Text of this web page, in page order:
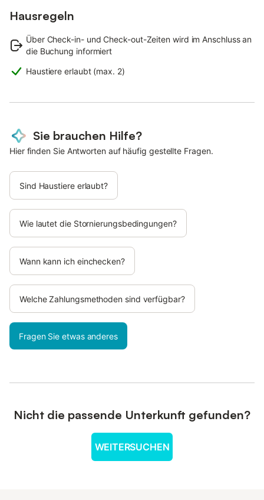
Hausregeln
Über Check-in- und Check-out-Zeiten wird im Anschluss an
die Buchung informiert
Haustiere erlaubt (max. 2)
Sie brauchen Hilfe?
Hier finden Sie Antworten auf häufig gestellte Fragen.
Sind Haustiere erlaubt?
Wie lautet die Stornierungsbedingungen?
Wann kann ich einchecken?
Welche Zahlungsmethoden sind verfügbar?
Fragen Sie etwas anderes
Nicht die passende Unterkunft gefunden?
WEITERSUCHEN